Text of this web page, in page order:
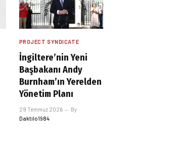
PROJECT SYNDICATE
İngiltere’nin Yeni
Başbakanı Andy
Burnham’ın Yerelden
Yönetim Planı
29 Temmuz 2026
By
Daktilo1984